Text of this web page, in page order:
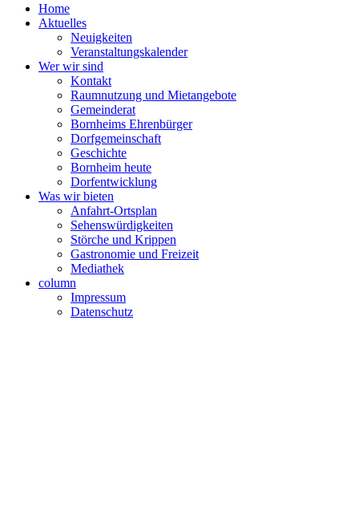
Home
Aktuelles
Neuigkeiten
Veranstaltungskalender
Wer wir sind
Kontakt
Raumnutzung und Mietangebote
Gemeinderat
Bornheims Ehrenbürger
Dorfgemeinschaft
Geschichte
Bornheim heute
Dorfentwicklung
Was wir bieten
Anfahrt-Ortsplan
Sehenswürdigkeiten
Störche und Krippen
Gastronomie und Freizeit
Mediathek
column
Impressum
Datenschutz